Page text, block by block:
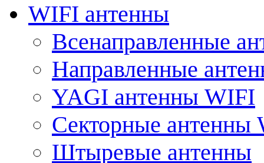
WIFI антенны
Всенаправленные
Направленные
YAGI антенны WIFI
Секторные антенны
Штыревые антенны